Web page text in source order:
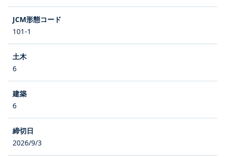
101-1
6
6
2026/9/3